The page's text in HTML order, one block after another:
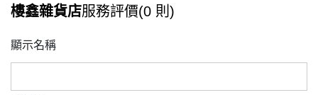
樓鑫雜貨店服務評價(0 則)
顯示名稱